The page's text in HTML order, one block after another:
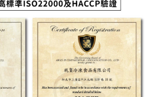
供個人資料，並將交易相關給付款項請求債
。
瀏覽以下網址：
法定代理人或監護人之同意方可使用
同意申辦者引起之損失，本公司不負相關責
含以上)免運費
前)
含以上)免運費
前）
含以上)免運費